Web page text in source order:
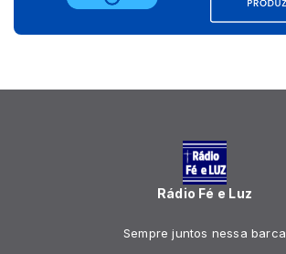
Rádio Fé e Luz
Sempre juntos nessa barca